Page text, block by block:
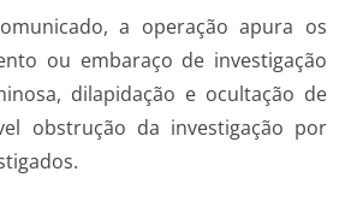
a operação apura os
ou embaraço de investigação
dilapidação e ocultação de
obstrução da investigação por